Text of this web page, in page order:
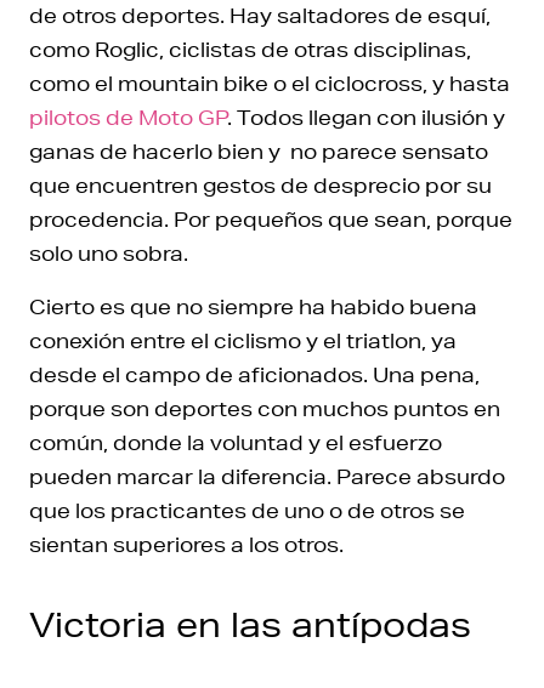
de otros deportes. Hay saltadores de esquí,
como Roglic, ciclistas de otras disciplinas,
como el mountain bike o el ciclocross, y hasta
pilotos de Moto GP. Todos llegan con ilusión y
ganas de hacerlo bien y no parece sensato
que encuentren gestos de desprecio por su
procedencia. Por pequeños que sean, porque
solo uno sobra.
Cierto es que no siempre ha habido buena
conexión entre el ciclismo y el triatlon, ya
desde el campo de aficionados. Una pena,
porque son deportes con muchos puntos en
común, donde la voluntad y el esfuerzo
pueden marcar la diferencia. Parece absurdo
que los practicantes de uno o de otros se
sientan superiores a los otros.
Victoria en las antípodas